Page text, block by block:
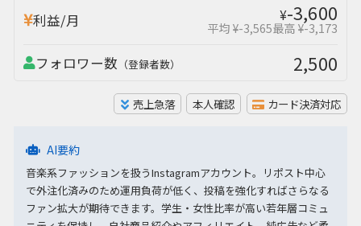
利益/月 ¥-3,600
平均 ¥-3,565最高 ¥-3,173
フォロワー数 （登録者数） 2,500
売上急落 本人確認 カード決済対応
AI要約
音楽系ファッションを扱うInstagramアカウント。リポスト中心
で外注化済みのため運用負荷が低く、投稿を強化すればさらなる
ファン拡大が期待できます。学生・女性比率が高い若年層コミュ